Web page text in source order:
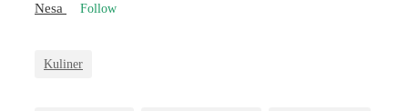
Nesa Follow
Kuliner